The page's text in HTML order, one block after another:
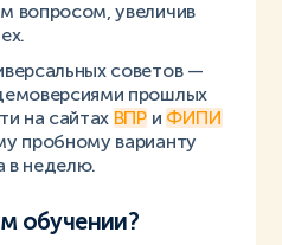
вопросом, увеличив
советов —
прошлых
на сайтах ВПРи ФИПИ
пробному варианту
в неделю.
обучении?